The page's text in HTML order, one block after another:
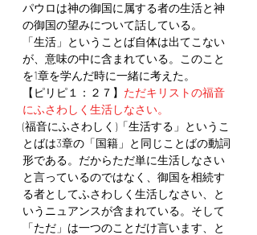
パウロは神の御国に属する者の生活と神
の御国の望みについて話している。
「生活」ということば自体は出てこない
が、意味の中に含まれている。このこと
を1章を学んだ時に一緒に考えた。
【ピリピ１：２７】 ただキリストの福音
にふさわしく生活しなさい。
(福音にふさわしく)「生活する」というこ
とばは3章の「国籍」と同じことばの動詞
形である。だからただ単に生活しなさい
と言っているのではなく、御国を相続す
る者としてふさわしく生活しなさい、と
いうニュアンスが含まれている。そして
「ただ」は一つのことだけ言います、と